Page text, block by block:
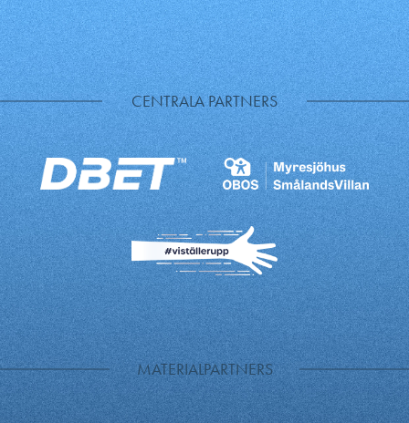
CENTRALA PARTNERS
MATERIALPARTNERS